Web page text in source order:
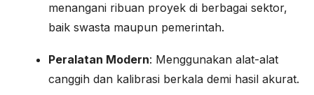
menangani ribuan proyek di berbagai sektor,
baik swasta maupun pemerintah.
Peralatan Modern: Menggunakan alat-alat
canggih dan kalibrasi berkala demi hasil akurat.